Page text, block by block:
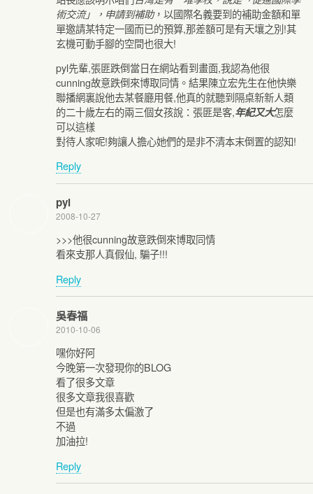
術交流」，申請到補助，以國際名義要到的補助金額和單
單邀請某特定一國而已的預算,那差額可是有天壤之別!其
玄機可動手腳的空間也很大!
pyl先輩,張匪跌倒當日在網站看到畫面,我認為他很
cunning故意跌倒來博取同情。結果陳立宏先生在他快樂
聯播網裏說他去某餐廳用餐,他真的就聽到隔桌新新人類
的二十歲左右的兩三個女孩說：張匪是客,年紀又大怎麼
可以這樣
對待人家呢!夠讓人擔心她們的是非不清本末倒置的認知!
Reply
pyl
2008-10-27
>>>他很cunning故意跌倒來博取同情
看來支那人真假仙, 騙子!!!
Reply
吳春福
2010-10-06
嘿你好阿
今晚第一次發現你的BLOG
看了很多文章
很多文章我很喜歡
但是也有滿多太偏激了
不過
加油拉!
Reply